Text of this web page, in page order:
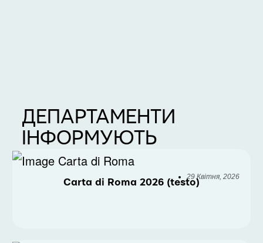
ДЕПАРТАМЕНТИ
ІНФОРМУЮТЬ
29 Квітня, 2026
Carta di Roma 2026 (testo)